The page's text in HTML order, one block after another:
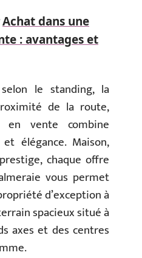
Achat dans une
: avantages et
le standing, la
de la route,
en vente combine
élégance. Maison,
chaque offre
vous permet
d’exception à
spacieux situé à
axes et des centres